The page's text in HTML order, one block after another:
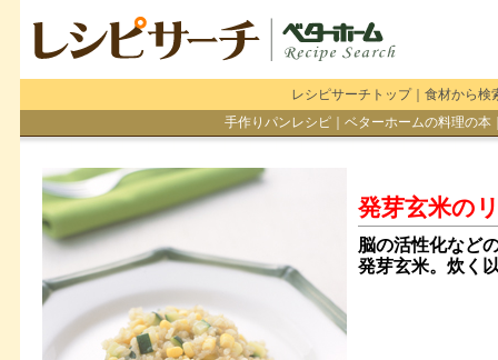
レシピサーチトップ｜ 食材から検
手作りパンレシピ
ベターホームの料理の本
発芽玄米の
脳の活性化など
発芽玄米。炊く